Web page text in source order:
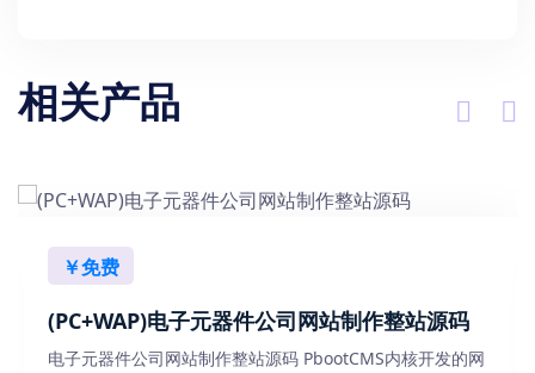
相关产品
￥免费
(PC+WAP)电子元器件公司网站制作整站源码
电子元器件公司网站制作整站源码 PbootCMS内核开发的网